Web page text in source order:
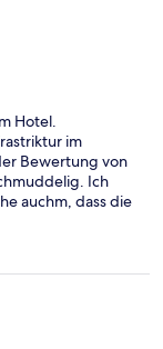
Hotel.
im
Bewertung von
Ich
auchm, dass die
des
weggeputzt wird,